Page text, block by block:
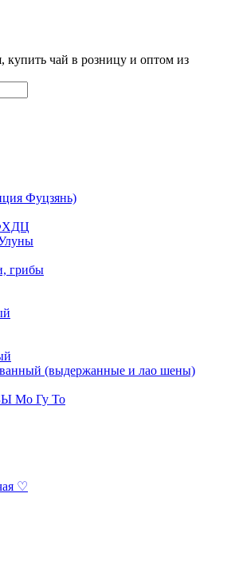
купить чай в розницу и оптом из
Фуцзянь)
грибы
(выдержанные и лао шены)
Мо Гу То
♡